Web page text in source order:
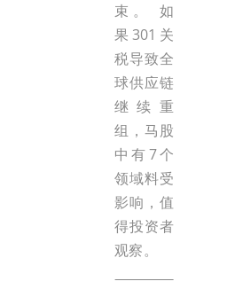
束。 如
果301关
税导致全
球供应链
继续重
组，马股
中有7个
领域料受
影响，值
得投资者
观察。